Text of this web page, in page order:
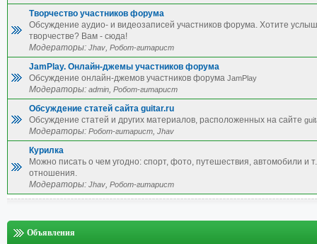
Творчество участников форума
Обсуждение аудио- и видеозаписей участников форума. Хотите
творчестве? Вам - сюда!
Модераторы: Jhav, Робот-гитарист
JamPlay. Онлайн-джемы участников форума
Обсуждение онлайн-джемов участников форума JamPlay
Модераторы: admin, Робот-гитарист
Обсуждение статей сайта guitar.ru
Обсуждение статей и других материалов, расположенных на сайте
Модераторы: Робот-гитарист, Jhav
Курилка
Можно писать о чем угодно: спорт, фото, путешествия, автомобили и
отношения.
Модераторы: Jhav, Робот-гитарист
Объявления